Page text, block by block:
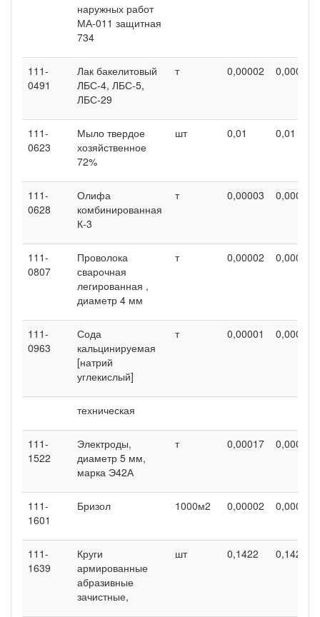
наружных работ
МА-011 защитная
734
111-
0491
Лак бакелитовый
ЛБС-4, ЛБС-5,
ЛБС-29
т 0,00002 0,00002
111-
0623
Мыло твердое
хозяйственное
72%
шт 0,01 0,01
111-
0628
Олифа
комбинированная
К-3
т 0,00003 0,00003
111-
0807
Проволока
сварочная
легированная ,
диаметр 4 мм
т 0,00002 0,00002
111-
0963
Сода
кальцинируемая
[натрий
углекислый]
т 0,00001 0,00001
техническая
111-
1522
Электроды,
диаметр 5 мм,
марка Э42А
т 0,00017 0,00017
111-
1601
Бризол 1000м2 0,00002 0,00002
111-
1639
Круги
армированные
абразивные
зачистные,
шт 0,1422 0,1422